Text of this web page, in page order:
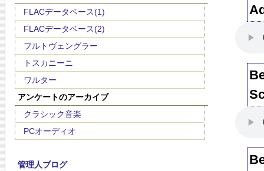
FLACデータベース(1)
FLACデータベース(2)
フルトヴェングラー
トスカニーニ
ワルター
アンケートのアーカイブ
クラシック音楽
PCオーディオ
管理人ブログ